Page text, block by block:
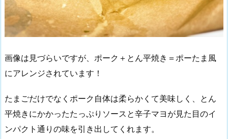
画像は見づらいですが、ポーク＋とん平焼き＝ポーたま風
にアレンジされています！
たまごだけでなくポーク自体は柔らかくて美味しく、とん
平焼きにかかったたっぷりソースと辛子マヨが見た目のイ
ンパクト通りの味を引き出してくれます。